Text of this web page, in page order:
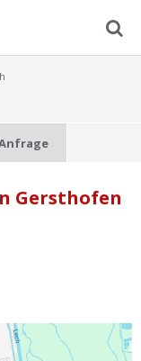
Gersthofen